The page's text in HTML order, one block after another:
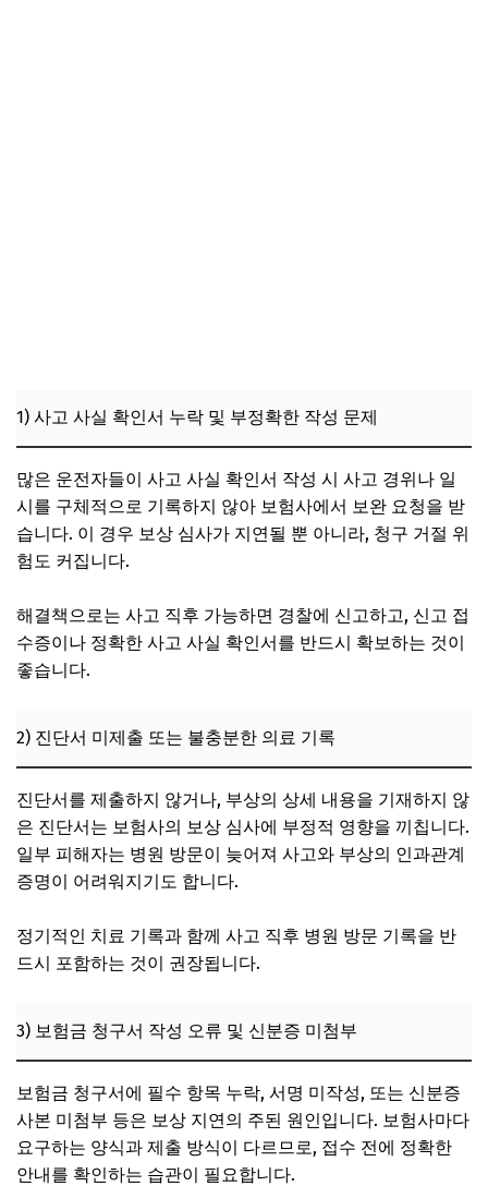
1) 사고 사실 확인서 누락 및 부정확한 작성 문제
많은 운전자들이 사고 사실 확인서 작성 시 사고 경위나 일
시를 구체적으로 기록하지 않아 보험사에서 보완 요청을 받
습니다. 이 경우 보상 심사가 지연될 뿐 아니라, 청구 거절 위
험도 커집니다.
해결책으로는 사고 직후 가능하면 경찰에 신고하고, 신고 접
수증이나 정확한 사고 사실 확인서를 반드시 확보하는 것이
좋습니다.
2) 진단서 미제출 또는 불충분한 의료 기록
진단서를 제출하지 않거나, 부상의 상세 내용을 기재하지 않
은 진단서는 보험사의 보상 심사에 부정적 영향을 끼칩니다.
일부 피해자는 병원 방문이 늦어져 사고와 부상의 인과관계
증명이 어려워지기도 합니다.
정기적인 치료 기록과 함께 사고 직후 병원 방문 기록을 반
드시 포함하는 것이 권장됩니다.
3) 보험금 청구서 작성 오류 및 신분증 미첨부
보험금 청구서에 필수 항목 누락, 서명 미작성, 또는 신분증
사본 미첨부 등은 보상 지연의 주된 원인입니다. 보험사마다
요구하는 양식과 제출 방식이 다르므로, 접수 전에 정확한
안내를 확인하는 습관이 필요합니다.